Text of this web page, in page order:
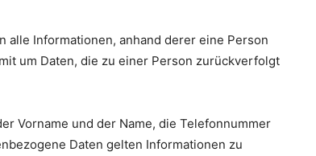
alle Informationen, anhand derer eine Person
um Daten, die zu einer Person zurückverfolgt
Vorname und der Name, die Telefonnummer
Daten gelten Informationen zu